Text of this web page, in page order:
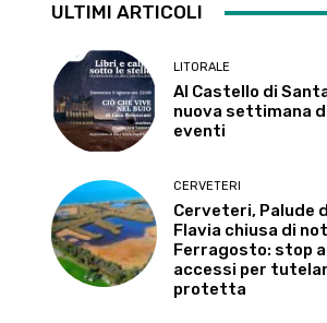
ULTIMI ARTICOLI
LITORALE
Al Castello di
nuova settimana
eventi
CERVETERI
Cerveteri, Palude
Flavia chiusa di
Ferragosto: stop
accessi per
protetta